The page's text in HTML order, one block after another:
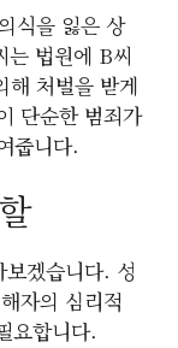
식을 잃은 상
는 법원에 B씨
해 처벌을 받게
단순한 범죄가
줍니다.
겠습니다. 성
자의 심리적
요합니다.